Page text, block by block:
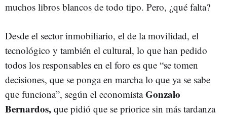
muchos libros blancos de todo tipo. Pero, ¿qué falta?
Desde el sector inmobiliario, el de la movilidad, el
tecnológico y también el cultural, lo que han pedido
todos los responsables en el foro es que “se tomen
decisiones, que se ponga en marcha lo que ya se sabe
que funciona”, según el economistaGonzalo
Bernardos, que pidió que se priorice sin más tardanza